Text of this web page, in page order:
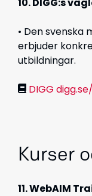
10. DIGG:s
• Den
erbjuder
utbildningar.
DIGG
Kurser
11. WebAIM